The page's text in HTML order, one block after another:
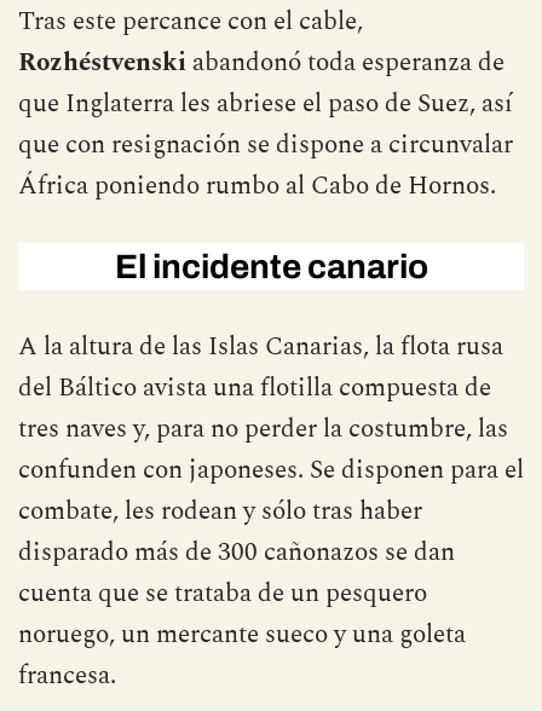
Tras este percance con el cable,
Rozhéstvenskiabandonó toda esperanza de
que Inglaterra les abriese el paso de Suez, así
que con resignación se dispone a circunvalar
África poniendo rumbo al Cabo de Hornos.
El incidente canario
A la altura de las Islas Canarias, la flota rusa
del Báltico avista una flotilla compuesta de
tres naves y, para no perder la costumbre, las
confunden con japoneses. Se disponen para el
combate, les rodean y sólo tras haber
disparado más de 300 cañonazos se dan
cuenta que se trataba de un pesquero
noruego, un mercante sueco y una goleta
francesa.